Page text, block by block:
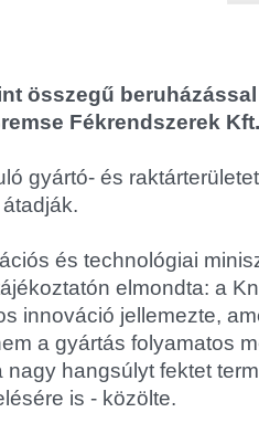
összegű
Fékrendszerek
gyártó- és
és technológiai
elmondta: a
innováció jellemezte,
a gyártás folyamatos
nagy hangsúlyt fektet
is - közölte.